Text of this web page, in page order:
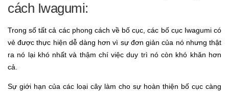
cách Iwagumi:
Trong số tất cả các phong cách về bố cục, các bố cục Iwagumi có
vẻ được thực hiện dễ dàng hơn vì sự đơn giản của nó nhưng thật
ra nó lại khó nhất và thậm chí việc duy trì nó còn khó khăn hơn
cả.
Sự giới hạn của các loại cây làm cho sự hoàn thiện bố cục càng